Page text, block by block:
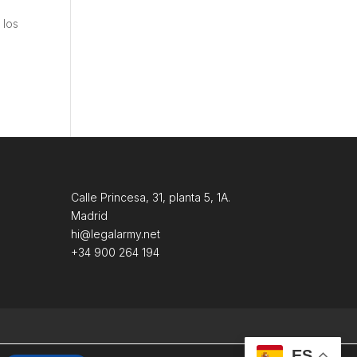
los
Calle Princesa, 31, planta 5, 1A.
Madrid
hi@legalarmy.net
+34 900 264 194